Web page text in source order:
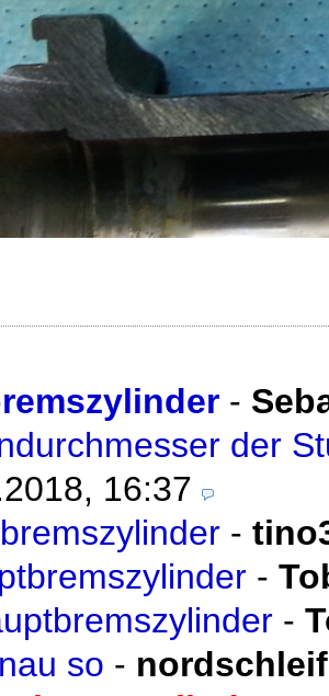
-
der
16:37
-
-
-
so -